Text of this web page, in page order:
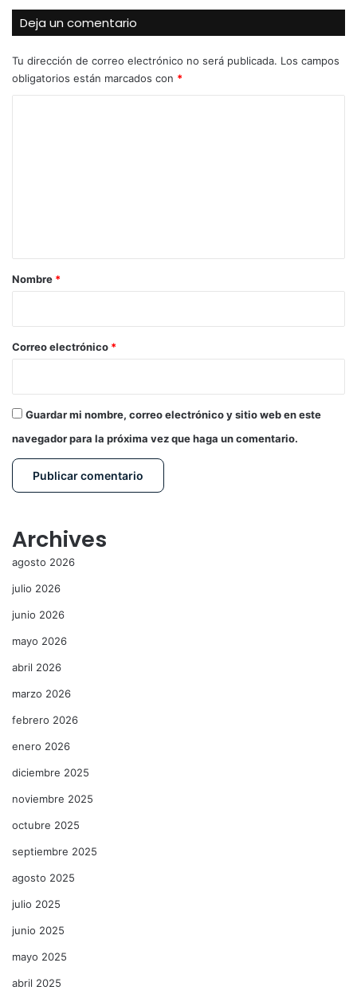
Deja un comentario
Tu dirección de correo electrónico no será publicada. Los campos
obligatorios están marcados con *
r
*
Nombre *
Correo electrónico *
Guardar mi nombre, correo electrónico y sitio web en este
navegador para la próxima vez que haga un comentario.
Archives
agosto 2026
julio 2026
junio 2026
mayo 2026
abril 2026
marzo 2026
febrero 2026
enero 2026
diciembre 2025
noviembre 2025
octubre 2025
septiembre 2025
agosto 2025
julio 2025
junio 2025
mayo 2025
abril 2025